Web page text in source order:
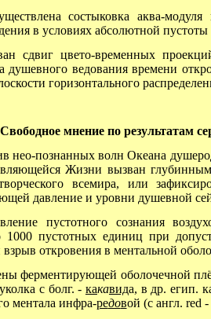
состыковка аква-модуля
в условиях абсолютной
сдвиг цвето-временных
душевного ведования времени
горизонтального
Свободноемнение по результатам
нео-познанных волн Океана
Жизни вызван
всемира, или
давление и уровни душевной
пустотного сознания
1000 пустотных единиц при
откровения в ментальной
ферментирующей оболочечной
с болг. - какавида, в др. егип.
ментала инфра-редовой (с англ. red